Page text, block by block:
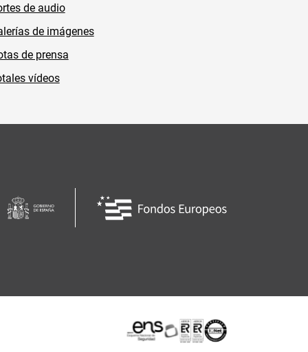
de audio
de imágenes
de prensa
vídeos
Certificaciones